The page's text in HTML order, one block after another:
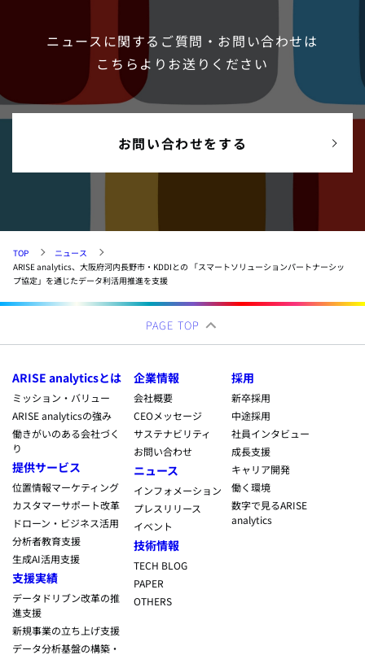
ニュースに関するご質問・お問い合わせは
こちらよりお送りください
お問い合わせをする
TOP
ニュース
ARISE analytics、大阪府河内長野市・KDDIとの 「スマートソリューションパートナーシッ
プ協定」を通じたデータ利活用推進を支援
PAGE TOP
ARISE analyticsとは
ミッション・バリュー
ARISE analyticsの強み
働きがいのある会社づく
り
提供サービス
位置情報マーケティング
カスタマーサポート改革
ドローン・ビジネス活用
分析者教育支援
生成AI活用支援
支援実績
データドリブン改革の推
進支援
新規事業の立ち上げ支援
データ分析基盤の構築・
企業情報
会社概要
CEOメッセージ
サステナビリティ
お問い合わせ
ニュース
インフォメーション
プレスリリース
イベント
技術情報
TECH BLOG
PAPER
OTHERS
採用
新卒採用
中途採用
社員インタビュー
成長支援
キャリア開発
働く環境
数字で見るARISE
analytics